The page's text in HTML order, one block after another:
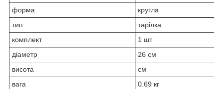
форма
кругла
тип
тарілка
комплект
1 шт
діаметр
26 см
висота
см
вага
0.69 кг